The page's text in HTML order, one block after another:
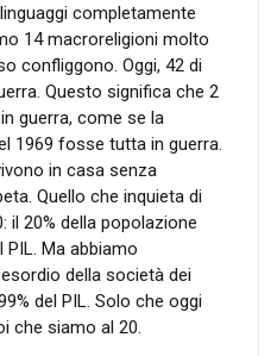
completamente
14 macroreligioni molto
confliggono. Oggi, 42 di
Questo significa che 2
guerra, come se la
1969 fosse tutta in guerra.
in casa senza
Quello che inquieta di
il 20% della popolazione
PIL. Ma abbiamo
della società dei
del PIL. Solo che oggi
che siamo al 20.